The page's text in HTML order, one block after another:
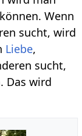
Wenn
sucht, wird
Liebe,
sucht,
Das wird